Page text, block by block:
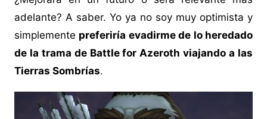
adelante? A saber. Yo ya no soy muy optimista y
simplemente preferiría evadirme de lo heredado
de la trama de Battle for Azeroth viajando a las
Tierras Sombrías.